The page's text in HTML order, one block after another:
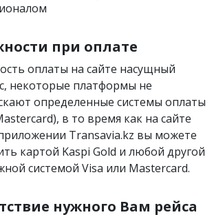
при оплате
оплаты на сайте насущный
некоторые платформы не
определенные системы оплаты
в то время как на сайте
Transavia.kz вы можете
картой Kaspi Gold и любой другой
системой Visa или Mastercard.
нужного Вам рейса